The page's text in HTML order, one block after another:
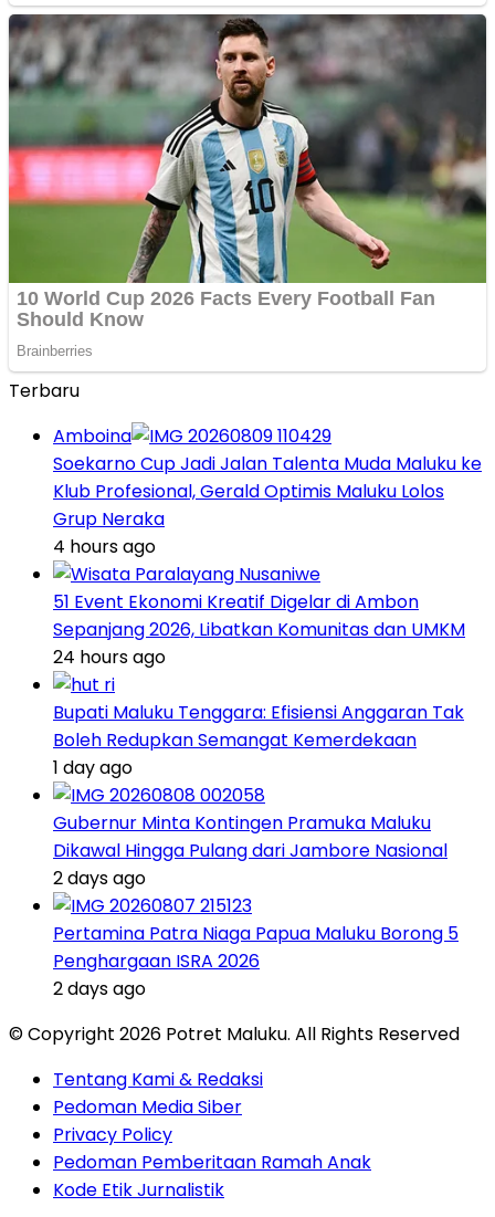
Terbaru
Amboina
Soekarno Cup Jadi Jalan Talenta Muda Maluku ke
Klub Profesional, Gerald Optimis Maluku Lolos
Grup Neraka
4 hours ago
51 Event Ekonomi Kreatif Digelar di Ambon
Sepanjang 2026, Libatkan Komunitas dan UMKM
24 hours ago
Bupati Maluku Tenggara: Efisiensi Anggaran Tak
Boleh Redupkan Semangat Kemerdekaan
1 day ago
Gubernur Minta Kontingen Pramuka Maluku
Dikawal Hingga Pulang dari Jambore Nasional
2 days ago
Pertamina Patra Niaga Papua Maluku Borong 5
Penghargaan ISRA 2026
2 days ago
© Copyright 2026 Potret Maluku. All Rights Reserved
Tentang Kami & Redaksi
Pedoman Media Siber
Privacy Policy
Pedoman Pemberitaan Ramah Anak
Kode Etik Jurnalistik